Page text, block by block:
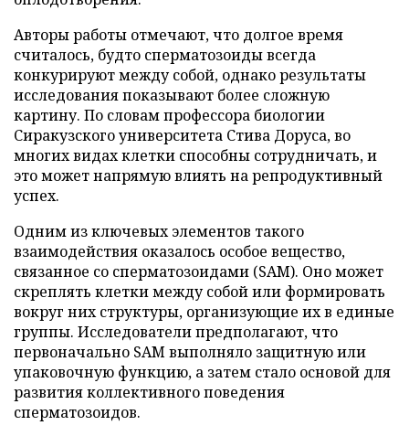
Авторы работы отмечают, что долгое время
считалось, будто сперматозоиды всегда
конкурируют между собой, однако результаты
исследования показывают более сложную
картину. По словам профессора биологии
Сиракузского университета Стива Доруса, во
многих видах клетки способны сотрудничать, и
это может напрямую влиять на репродуктивный
успех.
Одним из ключевых элементов такого
взаимодействия оказалось особое вещество,
связанное со сперматозоидами (SAM). Оно может
скреплять клетки между собой или формировать
вокруг них структуры, организующие их в единые
группы. Исследователи предполагают, что
первоначально SAM выполняло защитную или
упаковочную функцию, а затем стало основой для
развития коллективного поведения
сперматозоидов.